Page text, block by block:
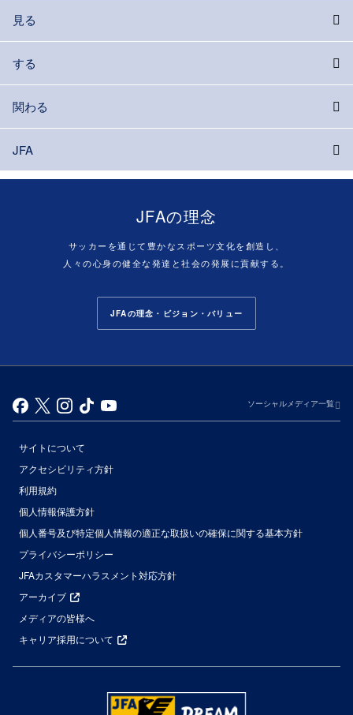
見る
する
関わる
JFA
JFAの理念
サッカーを通じて豊かなスポーツ文化を創造し、
人々の心身の健全な発達と社会の発展に貢献する。
JFAの理念・ビジョン・バリュー
ソーシャルメディア一覧
サイトについて
アクセシビリティ方針
利用規約
個人情報保護方針
個人番号及び特定個人情報の適正な取扱いの確保に関する基本方針
プライバシーポリシー
JFAカスタマーハラスメント対応方針
アーカイブ
メディアの皆様へ
キャリア採用について